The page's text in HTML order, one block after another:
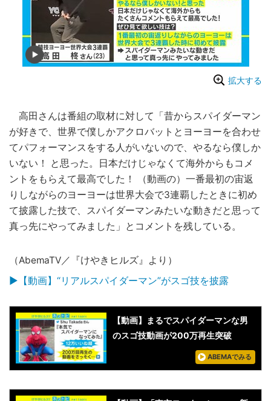
拡大する
高田さんは番組の取材に対して「昔からスパイダーマン
が好きで、世界で僕しかアクロバットとヨーヨーを合わせ
てパフォーマンスをする人がいないので、やるなら僕しか
いない！ と思った。日本だけじゃなくて海外からもコメ
ントをもらえて最高でした！ （動画の）一番最初の宙返
りしながらのヨーヨーは世界大会で3連覇したときに初め
て披露した技で、スパイダーマンみたいな動きだと思って
真っ先にやってみました」とコメントを残している。
（AbemaTV／『けやきヒルズ』より）
▶【動画】“リアルスパイダーマン”がスゴ技を披露
【動画】まるでスパイダーマンな男
のスゴ技動画が200万再生突破
ABEMAでみる